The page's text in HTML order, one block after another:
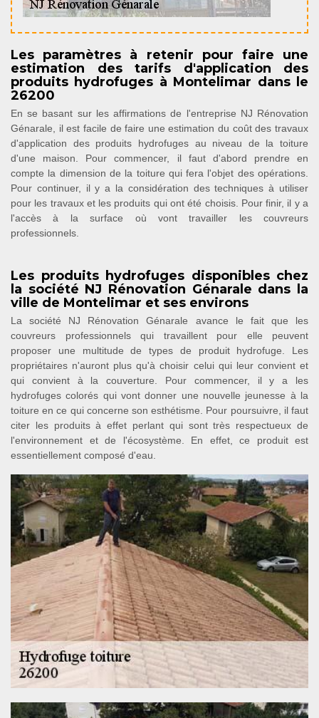
Les paramètres à retenir pour faire une
estimation des tarifs d'application des
produits hydrofuges à Montelimar dans le
26200
En se basant sur les affirmations de l'entreprise NJ Rénovation
Génarale, il est facile de faire une estimation du coût des travaux
d'application des produits hydrofuges au niveau de la toiture
d'une maison. Pour commencer, il faut d'abord prendre en
compte la dimension de la toiture qui fera l'objet des opérations.
Pour continuer, il y a la considération des techniques à utiliser
pour les travaux et les produits qui ont été choisis. Pour finir, il y a
l'accès à la surface où vont travailler les couvreurs
professionnels.
Les produits hydrofuges disponibles chez
la société NJ Rénovation Génarale dans la
ville de Montelimar et ses environs
La société NJ Rénovation Génarale avance le fait que les
couvreurs professionnels qui travaillent pour elle peuvent
proposer une multitude de types de produit hydrofuge. Les
propriétaires n'auront plus qu'à choisir celui qui leur convient et
qui convient à la couverture. Pour commencer, il y a les
hydrofuges colorés qui vont donner une nouvelle jeunesse à la
toiture en ce qui concerne son esthétisme. Pour poursuivre, il faut
citer les produits à effet perlant qui sont très respectueux de
l'environnement et de l'écosystème. En effet, ce produit est
essentiellement composé d'eau.